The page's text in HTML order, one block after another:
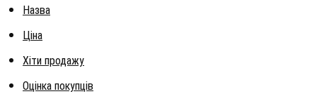
Назва
Ціна
Хіти продажу
Оцінка покупців